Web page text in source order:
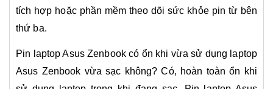
tích hợp hoặc phần mềm theo dõi sức khỏe pin từ bên
thứ ba.
Pin laptop Asus Zenbook có ổn khi vừa sử dụng laptop
Asus Zenbook vừa sạc không? Có, hoàn toàn ổn khi